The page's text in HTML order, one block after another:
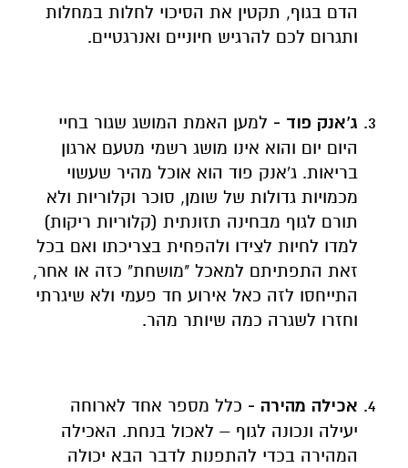
הדם בגוף, תקטין את הסיכוי לחלות במחלות
ותגרום לכם להרגיש חיוניים ואנרגטיים.
ג'אנק פוד - למען האמת המושג שגור בחיי
היום יום והוא אינו מושג רשמי מטעם ארגון
בריאות. ג'אנק פוד הוא אוכל מהיר שעשוי
מכמויות גדולות של שומן, סוכר וקלוריות ולא
תורם לגוף מבחינה תזונתית (קלוריות ריקות)
למדו לחיות לצידו ולהפחית בצריכתו ואם בכל
זאת התפתיתם למאכל "מושחת" כזה או אחר,
התייחסו לזה כאל אירוע חד פעמי ולא שיגרתי
וחזרו לשגרה כמה שיותר מהר.
אכילה מהירה - כלל מספר אחד לארוחה
יעילה ונכונה לגוף – לאכול בנחת. האכילה
המהירה בכדי להתפנות לדבר הבא יכולה